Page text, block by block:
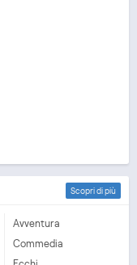
Scopri di più
Avventura
Commedia